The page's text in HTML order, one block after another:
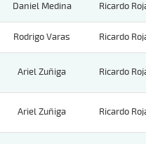
Daniel Medina Ricardo
Rodrigo Varas Ricardo
Ariel Zuñiga Ricardo
Ariel Zuñiga Ricardo